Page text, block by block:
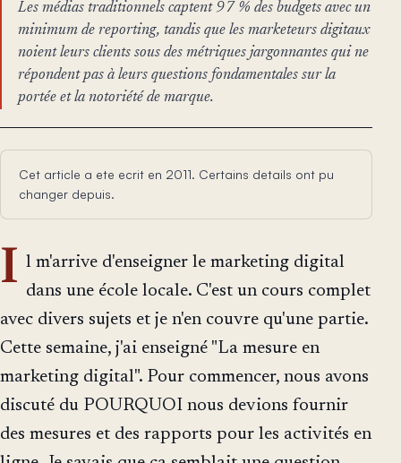
Les médias traditionnels captent 97 % des budgets avec un
minimum de reporting, tandis que les marketeurs digitaux
noient leurs clients sous des métriques jargonnantes qui ne
répondent pas à leurs questions fondamentales sur la
portée et la notoriété de marque.
Cet article a ete ecrit en 2011. Certains details ont pu
changer depuis.
I l m'arrive d'enseigner le marketing digital
dans une école locale. C'est un cours complet
avec divers sujets et je n'en couvre qu'une partie.
Cette semaine, j'ai enseigné "La mesure en
marketing digital". Pour commencer, nous avons
discuté du POURQUOI nous devions fournir
des mesures et des rapports pour les activités en